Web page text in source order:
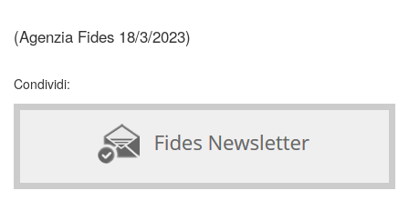
(Agenzia Fides 18/3/2023)
Condividi: